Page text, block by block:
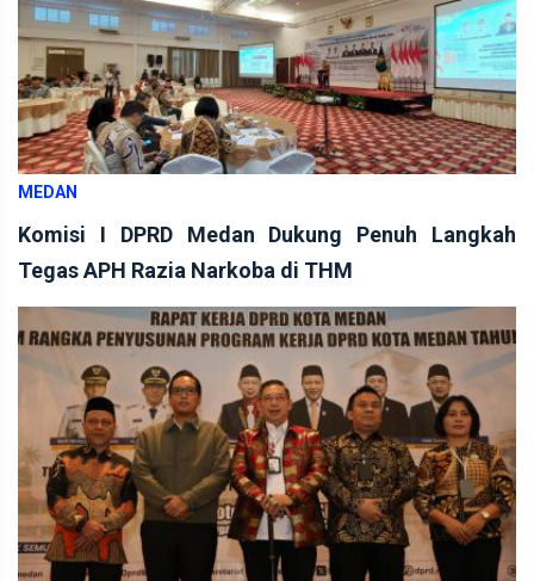
MEDAN
Komisi I DPRD Medan Dukung Penuh Langkah
Tegas APH Razia Narkoba di THM